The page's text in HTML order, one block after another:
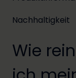
Nachhaltigkeit
Wie